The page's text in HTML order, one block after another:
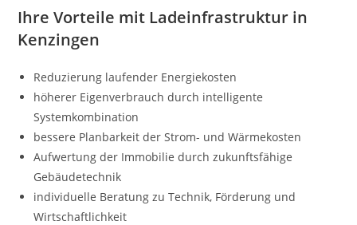
Ihre Vorteile mit Ladeinfrastruktur in
Kenzingen
Reduzierung laufender Energiekosten
höherer Eigenverbrauch durch intelligente
Systemkombination
bessere Planbarkeit der Strom- und Wärmekosten
Aufwertung der Immobilie durch zukunftsfähige
Gebäudetechnik
individuelle Beratung zu Technik, Förderung und
Wirtschaftlichkeit